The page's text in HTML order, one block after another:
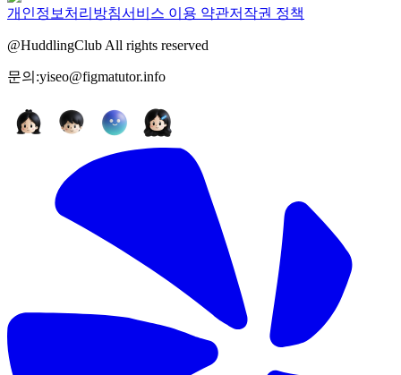
개인정보처리방침서비스 이용 약관저작권 정책
@HuddlingClub All rights reserved
문의:yiseo@figmatutor.info